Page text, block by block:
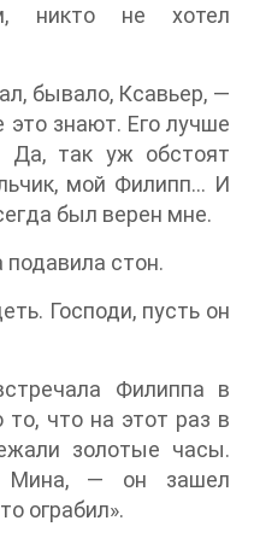
никто не хотел
бывало, Ксавьер, —
знают. Его лучше
Да, так уж обстоят
мой Филипп… И
был верен мне.
стон.
Господи, пусть он
Филиппа в
что на этот раз в
золотые часы.
Мина, — он зашел
ограбил».